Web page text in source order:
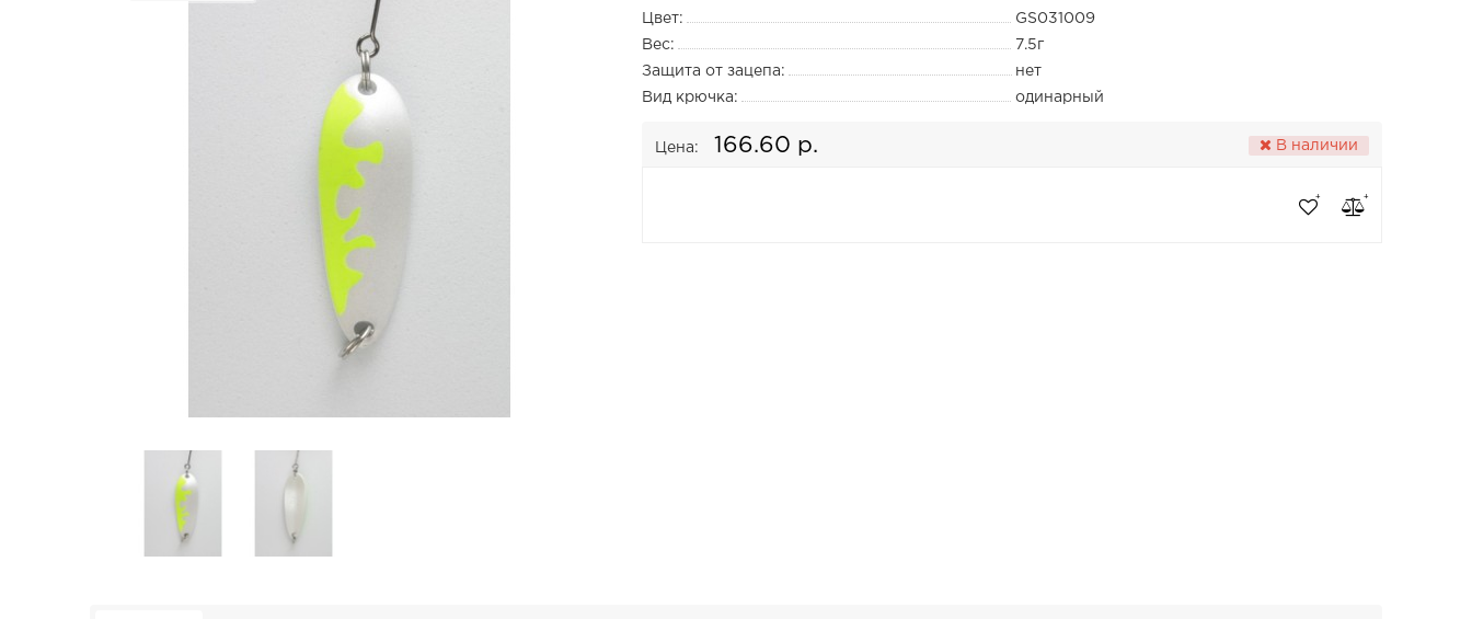
Цвет:
GS031009
Вес:
7.5г
Защита от зацепа:
нет
Вид крючка:
одинарный
Цена: 166.60 р. В наличии